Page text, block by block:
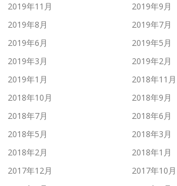
2019年11月
2019年9月
2019年8月
2019年7月
2019年6月
2019年5月
2019年3月
2019年2月
2019年1月
2018年11月
2018年10月
2018年9月
2018年7月
2018年6月
2018年5月
2018年3月
2018年2月
2018年1月
2017年12月
2017年10月